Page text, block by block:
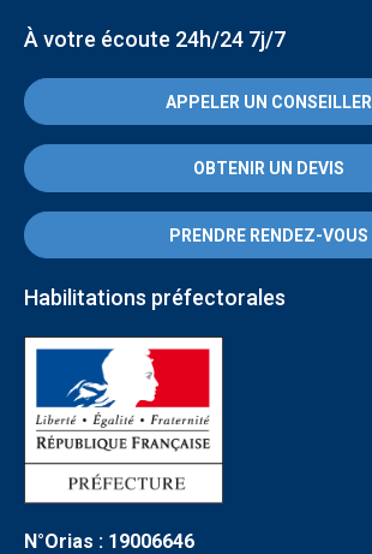
À votre écoute 24h/24 7j/7
APPELER UN CONSEILLER
OBTENIR UN DEVIS
PRENDRE RENDEZ-VOUS
Habilitations préfectorales
N°Orias : 19006646